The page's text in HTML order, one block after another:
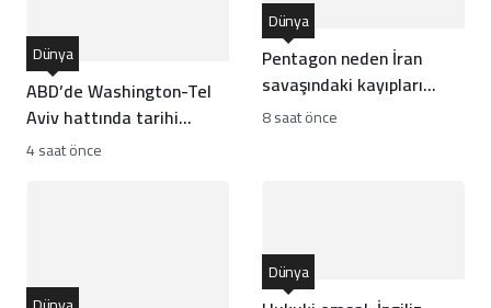
ABD’de Washington-Tel
Aviv hattında tarihi
çatlak: Zaman İsrail’in
Dünya
4 saat önce
Pentagon neden İran
savaşındaki kayıpları
gizleme kararı aldı?
Dünya
8 saat önce
Dünya